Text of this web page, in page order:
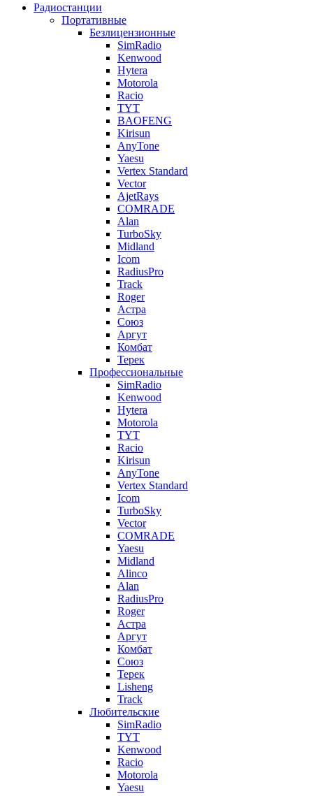
Радиостанции
Портативные
Безлицензионные
SimRadio
Kenwood
Hytera
Motorola
Racio
TYT
BAOFENG
Kirisun
AnyTone
Yaesu
Vertex Standard
Vector
AjetRays
COMRADE
Alan
TurboSky
Midland
Icom
RadiusPro
Track
Roger
Астра
Союз
Аргут
Комбат
Терек
Профессиональные
SimRadio
Kenwood
Hytera
Motorola
TYT
Racio
Kirisun
AnyTone
Vertex Standard
Icom
TurboSky
Vector
COMRADE
Yaesu
Midland
Alinco
Alan
RadiusPro
Roger
Астра
Аргут
Комбат
Союз
Терек
Lisheng
Track
Любительские
SimRadio
TYT
Kenwood
Racio
Motorola
Yaesu